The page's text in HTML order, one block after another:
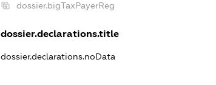
dossier.bigTaxPayerReg
dossier.declarations.title
dossier.declarations.noData